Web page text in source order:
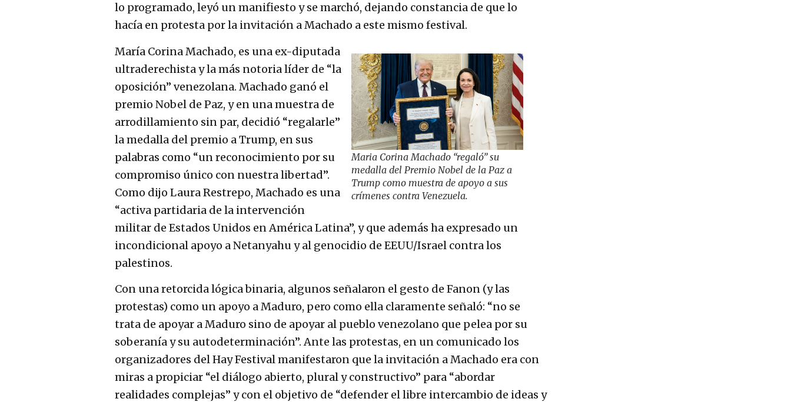
lo programado, leyó un manifiesto y se marchó, dejando constancia de que lo
hacía en protesta por la invitación a Machado a este mismo festival.
Maria Corina Machado “regaló” su
medalla del Premio Nobel de la Paz a
Trump como muestra de apoyo a sus
crímenes contra Venezuela.
María Corina Machado, es una ex-diputada
ultraderechista y la más notoria líder de “la
oposición” venezolana. Machado ganó el
premio Nobel de Paz, y en una muestra de
arrodillamiento sin par, decidió “regalarle”
la medalla del premio a Trump, en sus
palabras como “un reconocimiento por su
compromiso único con nuestra libertad”.
Como dijo Laura Restrepo, Machado es una
“activa partidaria de la intervención
militar de Estados Unidos en América Latina”, y que además ha expresado un
incondicional apoyo a Netanyahu y al genocidio de EEUU/Israel contra los
palestinos.
Con una retorcida lógica binaria, algunos señalaron el gesto de Fanon (y las
protestas) como un apoyo a Maduro, pero como ella claramente señaló: “no se
trata de apoyar a Maduro sino de apoyar al pueblo venezolano que pelea por su
soberanía y su autodeterminación”. Ante las protestas, en un comunicado los
organizadores del Hay Festival manifestaron que la invitación a Machado era con
miras a propiciar “el diálogo abierto, plural y constructivo” para “abordar
realidades complejas” y con el objetivo de “defender el libre intercambio de ideas y